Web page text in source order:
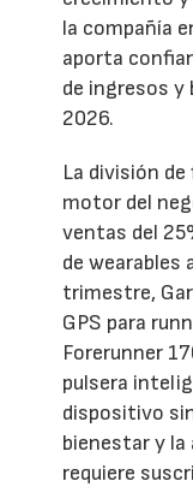
la compañía
aporta
de ingresos y
2026.
La división
motor del
ventas del
de wearables
trimestre,
GPS para
Forerunner
pulsera
dispositivo
bienestar y
requiere